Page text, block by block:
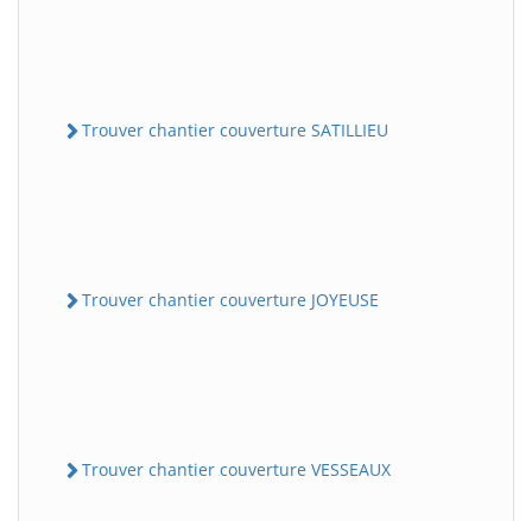
Trouver chantier couverture SATILLIEU
Trouver chantier couverture JOYEUSE
Trouver chantier couverture VESSEAUX